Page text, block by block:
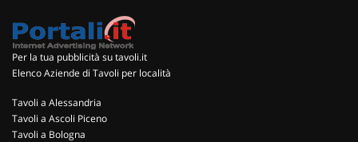
Per la tua pubblicità su tavoli.it
Elenco Aziende di Tavoli per località
Tavoli a Alessandria
Tavoli a Ascoli Piceno
Tavoli a Bologna